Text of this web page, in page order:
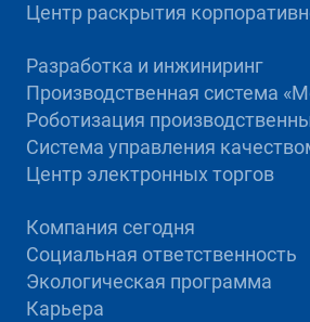
Центр раскрытия
Разработка и инжиниринг
Производственная система
Роботизация
Система управления
Центр электронных торгов
Компания сегодня
Социальная ответственность
Экологическая программа
Карьера